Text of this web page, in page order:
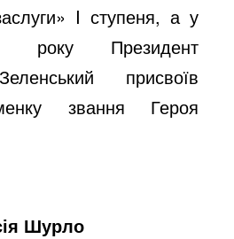
I ступеня, а у
року Президент
присвоїв
звання Героя
Шурло